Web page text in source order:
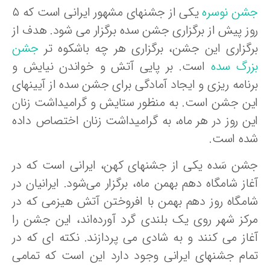
نوسره
یکی از جشنهای مشهور ایرانی است که ۵
پیش از برگزاری جشن سده برگزار می شود. هدف از
این جشن، برگزاری هر چه باشکوه ترجشن
سدهاست. بر پایی آتش و خواندن نیایش و
ریزی و ایجاد آمادگی برای جشن سده از آیینهای
جشن است. به منظور ستایش و گرامیداشت زنان
روز در هر ماه، به گرامیداشت زنان اختصاص داده
است.
سَده یکی از جشنهای کهن، ایرانی است که در
شامگاه دهم بهمن ماه، برگزار می‌شود. ایرانیان در
روز دهم بهمن با افروختن آتش هیزمی که در
شهر روی یک بلندی گرد آورده‌اند، این جشن را
می کنند و به شادی می پردازند. نکته ای که در
جشنهای ایرانی وجود دارد این است که تمامی